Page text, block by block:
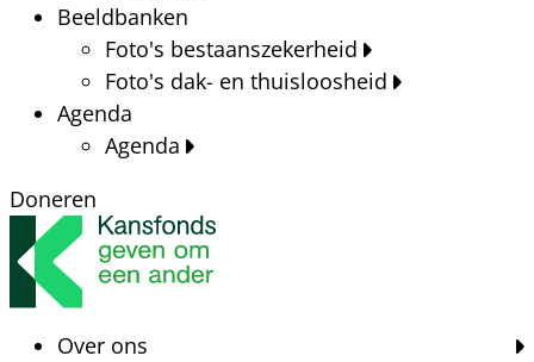
Beeldbanken
Foto's bestaanszekerheid
Foto's dak- en thuisloosheid
Agenda
Agenda
Doneren
Over ons